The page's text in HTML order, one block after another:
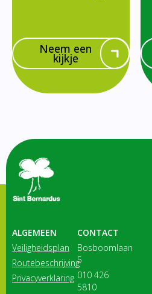
Neem een
kijkje
ALGEMEEN
Veiligheidsplan
Routebeschrijving
Privacyverklaring
CONTACT
Bosboomlaan
5
010 426
5810